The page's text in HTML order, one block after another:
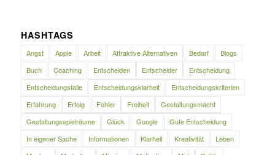
HASHTAGS
Angst Apple Arbeit Attraktive Alternativen Bedarf
Blogs
Buch
Coaching Entscheiden Entscheider
Entscheidung
Entscheidungsfalle
Entscheidungsklarheit
Entscheidungskriterien
Erfahrung
Erfolg Fehler Freiheit
Gestaltungsmacht
Gestaltungsspielräume
Glück Google
Gute Entscheidung
In eigener Sache
Informationen Klarheit Kreativität
Leben